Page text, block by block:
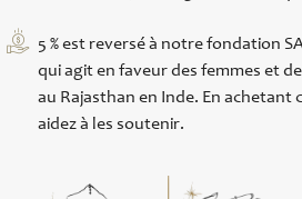
5 % est reversé à notre fondation
qui agit en faveur des femmes et
au Rajasthan en Inde. En achetant
aidez à les soutenir.